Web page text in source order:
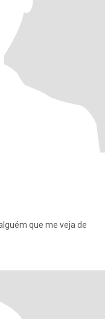
que me veja de